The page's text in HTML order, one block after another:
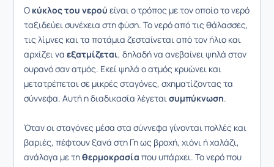
Ο κύκλος του νερού είναι ο τρόπος με τον οποίο το νερό
ταξιδεύει συνέχεια στη φύση. Το νερό από τις θάλασσες,
τις λίμνες και τα ποτάμια ζεσταίνεται από τον ήλιο και
αρχίζει να εξατμίζεται, δηλαδή να ανεβαίνει ψηλά στον
ουρανό σαν ατμός. Εκεί ψηλά ο ατμός κρυώνει και
μετατρέπεται σε μικρές σταγόνες, σχηματίζοντας τα
σύννεφα. Αυτή η διαδικασία λέγεται συμπύκνωση.
Όταν οι σταγόνες μέσα στα σύννεφα γίνονται πολλές και
βαριές, πέφτουν ξανά στη Γη ως βροχή, χιόνι ή χαλάζι,
ανάλογα με τηθερμοκρασία που υπάρχει. Το νερό που